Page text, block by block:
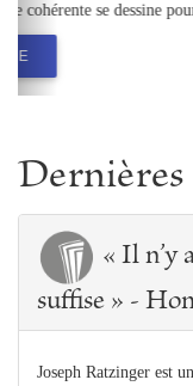
enseignement ni à une
« Il n’y
suffise » -
Joseph Ratzinger est